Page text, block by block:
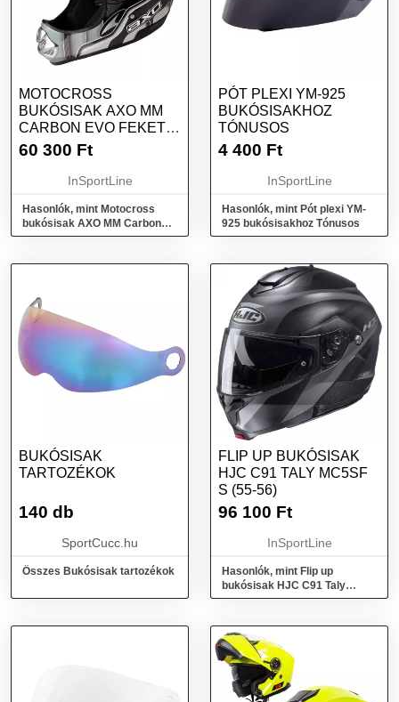
MOTOCROSS
BUKÓSISAK AXO MM
CARBON EVO FEKETE
L(59-60)
60 300 Ft
InSportLine
Hasonlók, mint Motocross
bukósisak AXO MM Carbon
Evo fekete L(59-60)
PÓT PLEXI YM-925
BUKÓSISAKHOZ
TÓNUSOS
4 400 Ft
InSportLine
Hasonlók, mint Pót plexi YM-
925 bukósisakhoz Tónusos
BUKÓSISAK
TARTOZÉKOK
140 db
SportCucc.hu
Összes Bukósisak tartozékok
FLIP UP BUKÓSISAK
HJC C91 TALY MC5SF
S (55-56)
96 100 Ft
InSportLine
Hasonlók, mint Flip up
bukósisak HJC C91 Taly
MC5SF S (55-56)